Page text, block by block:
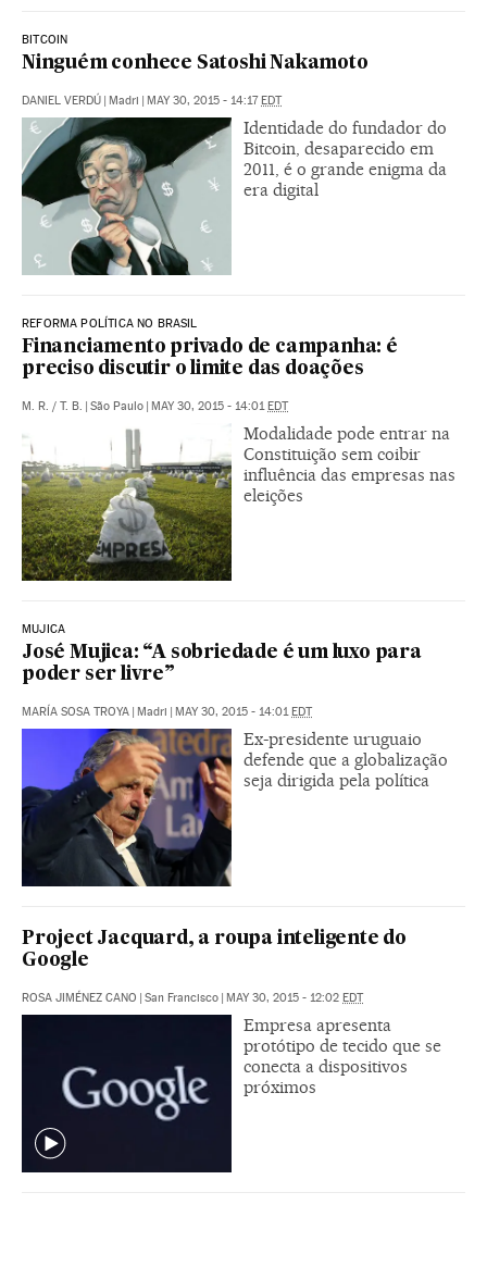
BITCOIN
Ninguém conhece Satoshi Nakamoto
DANIEL VERDÚ | Madri | MAY 30, 2015 - 14:17EDT
Identidade do fundador do
Bitcoin, desaparecido em
2011, é o grande enigma da
era digital
REFORMA POLÍTICA NO BRASIL
Financiamento privado de campanha: é
preciso discutir o limite das doações
M. R. / T. B. | São Paulo | MAY 30, 2015 - 14:01EDT
Modalidade pode entrar na
Constituição sem coibir
influência das empresas nas
eleições
MUJICA
José Mujica: “A sobriedade é um luxo para
poder ser livre”
MARÍA SOSA TROYA | Madri | MAY 30, 2015 - 14:01EDT
Ex-presidente uruguaio
defende que a globalização
seja dirigida pela política
Project Jacquard, a roupa inteligente do
Google
ROSA JIMÉNEZ CANO | San Francisco | MAY 30, 2015 - 12:02 EDT
Empresa apresenta
protótipo de tecido que se
conecta a dispositivos
próximos